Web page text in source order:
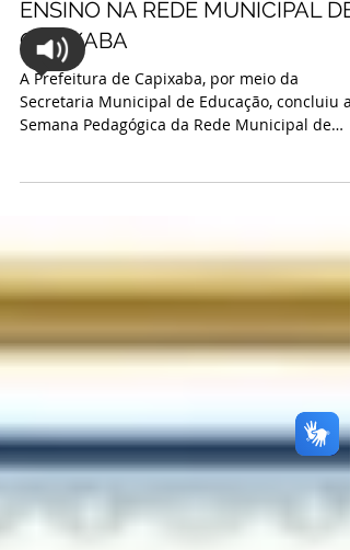
PROFISSIONAIS E FORTALECE
ENSINO NA REDE MUNICIPAL DE
CAPIXABA
A Prefeitura de Capixaba, por meio da
Secretaria Municipal de Educação, concluiu a
Ensino, realizada entre os dias 27 e 29 de
melhoria da aprendizagem dos estudantes. A
programação reuniu professores da Educação
Infantil, dos Anos Iniciais, da Educação
Especial, gestores, coordenadores de ensino,
coordenadores pedagógicos, mediadores,
profissio